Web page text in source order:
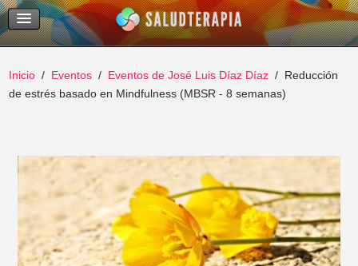
Temas Recientes
Buscar
Inicio Eventos Eventos de José Luis Díaz Díaz
Reducción
de estrés basado en Mindfulness (MBSR - 8 semanas)